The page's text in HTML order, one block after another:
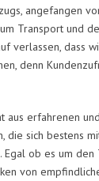
angefangen
Transport und
verlassen, dass
denn
aus erfahrenen
die sich bestens
Egal ob es um
von